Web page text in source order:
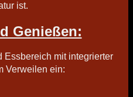
ist.
Genießen:
Essbereich mit integrierter
Verweilen ein: